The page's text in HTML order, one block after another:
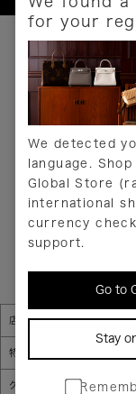
for your
We detected
language.
Global Store
international
currency
support.
Go to
Stay
お支払いについて
配送について
送料について
返品について
サービス
ヘルプ
お問い合わせ
当店について
店舗一覧
特定商取引法に基づく表示
グローバルプライバシーポリ